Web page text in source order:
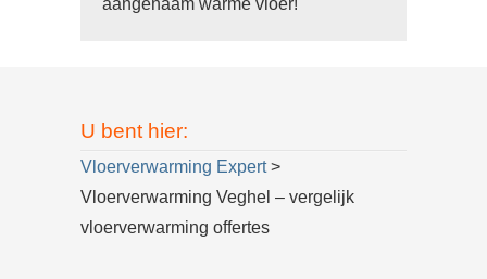
aangenaam warme vloer!
U bent hier:
Vloerverwarming Expert>
Vloerverwarming Veghel – vergelijk
vloerverwarming offertes